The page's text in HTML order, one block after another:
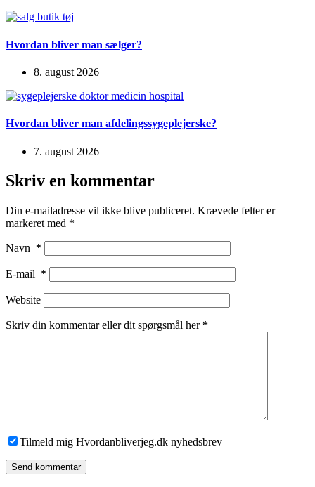
Hvordan bliver man sælger?
8. august 2026
Hvordan bliver man afdelingssygeplejerske?
7. august 2026
Skriv en kommentar
Din e-mailadresse vil ikke blive publiceret. Krævede felter er
markeret med *
Navn *
E-mail *
Website
Skriv din kommentar eller dit spørgsmål her*
Tilmeld mig Hvordanbliverjeg.dk nyhedsbrev
Send kommentar